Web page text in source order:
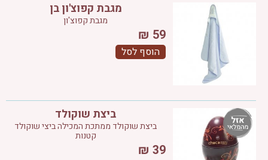
מגבת קפוצ'ון בן
מגבת קפוצ'ון
59
₪
הוסף לסל
ביצת שוקולד
ביצת שוקולד ממתכת המכילה ביצי שוקולד
קטנות
39
₪